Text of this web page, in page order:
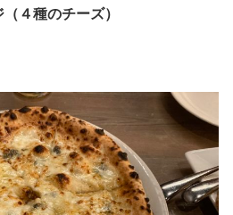
４種のチーズ）